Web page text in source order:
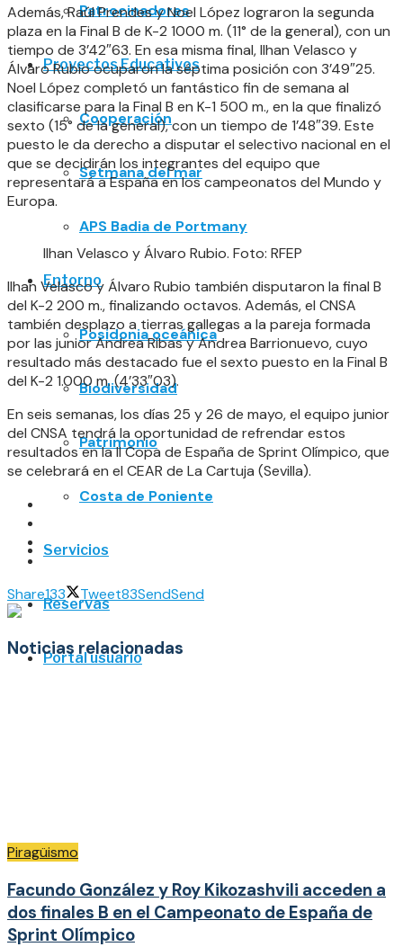
Patrocinadores
Proyectos Educativos
Cooperación
Setmana del mar
APS Badia de Portmany
Entorno
Posidonia oceánica
Biodiversidad
Patrimonio
Costa de Poniente
Servicios
Reservas
Portal usuario
Además, Raúl Prendes y Noel López lograron la segunda
plaza en la Final B de K-2 1000 m. (11° de la general), con un
tiempo de 3’42″63. En esa misma final, Ilhan Velasco y
Álvaro Rubio ocuparon la séptima posición con 3’49″25.
Noel López completó un fantástico fin de semana al
clasificarse para la Final B en K-1 500 m., en la que finalizó
sexto (15° de la general), con un tiempo de 1’48″39. Este
puesto le da derecho a disputar el selectivo nacional en el
que se decidirán los integrantes del equipo que
representará a España en los campeonatos del Mundo y
Europa.
Ilhan Velasco y Álvaro Rubio. Foto: RFEP
Ilhan Velasco y Álvaro Rubio también disputaron la final B
del K-2 200 m., finalizando octavos. Además, el CNSA
también desplazo a tierras gallegas a la pareja formada
por las junior Andrea Ribas y Andrea Barrionuevo, cuyo
resultado más destacado fue el sexto puesto en la Final B
del K-2 1.000 m. (4’33″03).
En seis semanas, los días 25 y 26 de mayo, el equipo junior
del CNSA tendrá la oportunidad de refrendar estos
resultados en la II Copa de España de Sprint Olímpico, que
se celebrará en el CEAR de La Cartuja (Sevilla).
Share133 Tweet83SendSend
Noticias relacionadas
Piragüismo
Facundo González y Roy Kikozashvili acceden a
dos finales B en el Campeonato de España de
Sprint Olímpico